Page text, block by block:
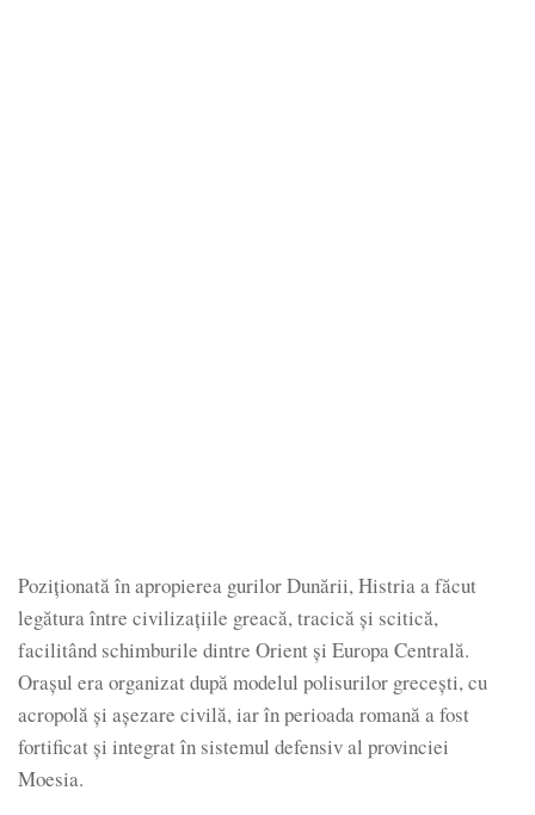
Poziționată în apropierea gurilor Dunării, Histria a făcut
legătura între civilizațiile greacă, tracică și scitică,
facilitând schimburile dintre Orient și Europa Centrală.
Orașul era organizat după modelul polisurilor grecești, cu
acropolă și așezare civilă, iar în perioada romană a fost
fortificat și integrat în sistemul defensiv al provinciei
Moesia.